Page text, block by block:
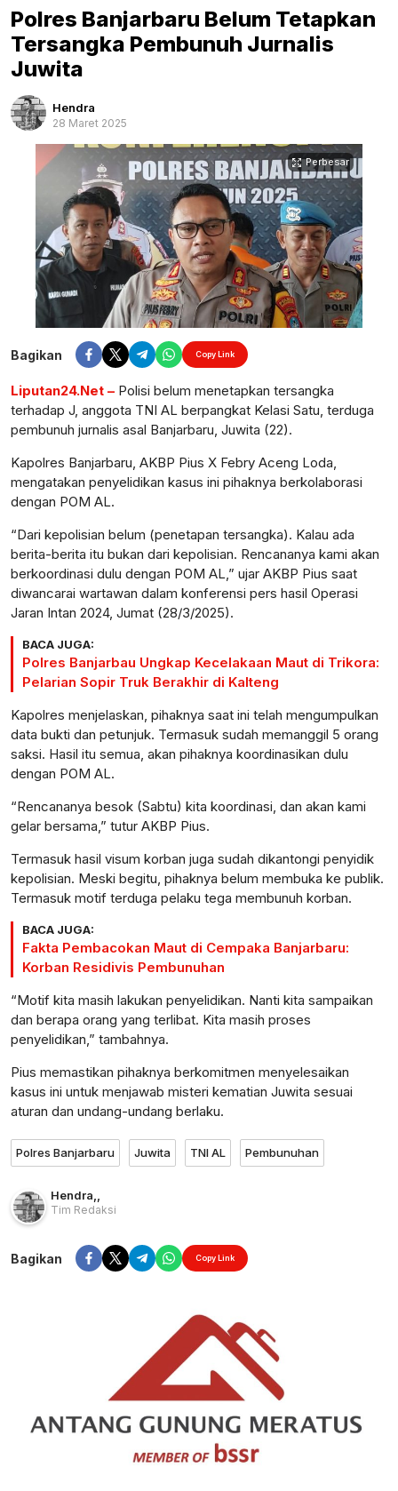
Polres Banjarbaru Belum Tetapkan
Tersangka Pembunuh Jurnalis
Juwita
Hendra
28 Maret 2025
Perbesar
Bagikan Copy Link
Liputan24.Net – Polisi belum menetapkan tersangka
terhadap J, anggota TNI AL berpangkat Kelasi Satu, terduga
pembunuh jurnalis asal Banjarbaru, Juwita (22).
Kapolres Banjarbaru, AKBP Pius X Febry Aceng Loda,
mengatakan penyelidikan kasus ini pihaknya berkolaborasi
dengan POM AL.
“Dari kepolisian belum (penetapan tersangka). Kalau ada
berita-berita itu bukan dari kepolisian. Rencananya kami akan
berkoordinasi dulu dengan POM AL,” ujar AKBP Pius saat
diwancarai wartawan dalam konferensi pers hasil Operasi
Jaran Intan 2024, Jumat (28/3/2025).
BACA JUGA:
Polres Banjarbau Ungkap Kecelakaan Maut di Trikora:
Pelarian Sopir Truk Berakhir di Kalteng
Kapolres menjelaskan, pihaknya saat ini telah mengumpulkan
data bukti dan petunjuk. Termasuk sudah memanggil 5 orang
saksi. Hasil itu semua, akan pihaknya koordinasikan dulu
dengan POM AL.
“Rencananya besok (Sabtu) kita koordinasi, dan akan kami
gelar bersama,” tutur AKBP Pius.
Termasuk hasil visum korban juga sudah dikantongi penyidik
kepolisian. Meski begitu, pihaknya belum membuka ke publik.
Termasuk motif terduga pelaku tega membunuh korban.
BACA JUGA:
Fakta Pembacokan Maut di Cempaka Banjarbaru:
Korban Residivis Pembunuhan
“Motif kita masih lakukan penyelidikan. Nanti kita sampaikan
dan berapa orang yang terlibat. Kita masih proses
penyelidikan,” tambahnya.
Pius memastikan pihaknya berkomitmen menyelesaikan
kasus ini untuk menjawab misteri kematian Juwita sesuai
aturan dan undang-undang berlaku.
Polres Banjarbaru Juwita TNI AL Pembunuhan
Hendra
Tim Redaksi
Bagikan Copy Link